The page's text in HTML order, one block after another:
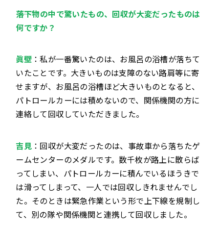
――落下物の中で驚いたもの、回収が大変だったものは
何ですか？
眞壁：私が一番驚いたのは、お風呂の浴槽が落ちて
いたことです。大きいものは支障のない路肩等に寄
せますが、お風呂の浴槽ほど大きいものとなると、
パトロールカーには積めないので、関係機関の方に
連絡して回収していただきました。
吉見：回収が大変だったのは、事故車から落ちたゲ
ームセンターのメダルです。数千枚が路上に散らば
ってしまい、パトロールカーに積んでいるほうきで
は滑ってしまって、一人では回収しきれませんでし
た。そのときは緊急作業という形で上下線を規制し
て、別の隊や関係機関と連携して回収しました。